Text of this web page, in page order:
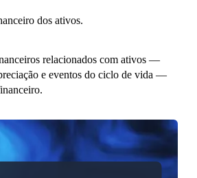
dos ativos.
relacionados com ativos —
e eventos do ciclo de vida —